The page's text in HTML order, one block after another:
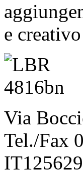
e
Via
Tel./Fax